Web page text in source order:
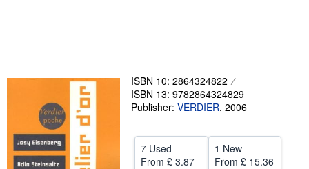
CLOSE
ISBN 10: 2864324822
ISBN 13: 9782864324829
Publisher: VERDIER, 2006
7 Used
From £ 3.87
1 New
From £ 15.36